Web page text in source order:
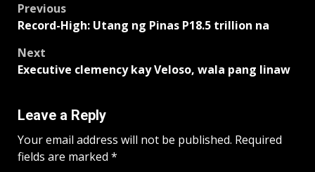
Post
navigation
Previous
Record-High: Utang ng Pinas P18.5 trillion na
Next
Executive clemency kay Veloso, wala pang linaw
Leave a Reply
Your email address will not be published. Required
fields are marked *